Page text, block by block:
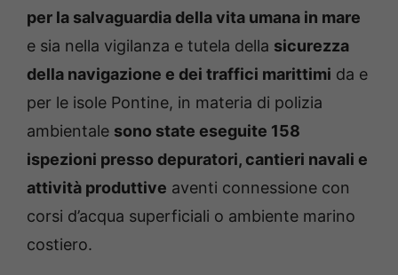
per la salvaguardia della vita umana in mare
e sia nella vigilanza e tutela della sicurezza
della navigazione e dei traffici marittimi da e
per le isole Pontine, in materia di polizia
ambientale sono state eseguite 158
ispezioni presso depuratori, cantieri navali e
attività produttive aventi connessione con
corsi d’acqua superficiali o ambiente marino
costiero.